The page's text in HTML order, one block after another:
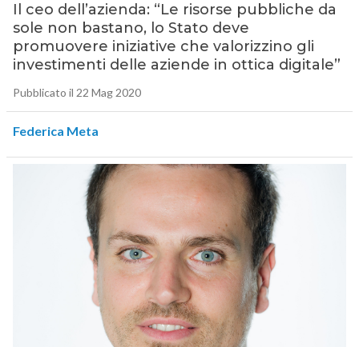
Il ceo dell’azienda: “Le risorse pubbliche da
sole non bastano, lo Stato deve
promuovere iniziative che valorizzino gli
investimenti delle aziende in ottica digitale”
Pubblicato il 22 Mag 2020
Federica Meta